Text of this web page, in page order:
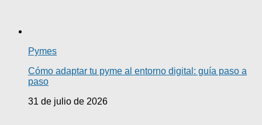
Pymes
Cómo adaptar tu pyme al entorno digital: guía paso a
paso
31 de julio de 2026